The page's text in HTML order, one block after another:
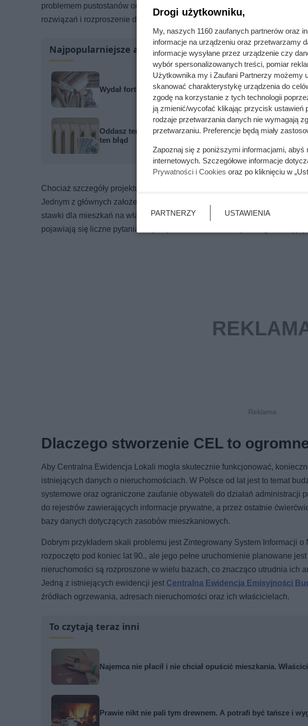
problemem pustostanów oraz planowanie inwestycji infrastrukturalnych.
rozwiązań i rozproszenie danych znacząco utrudniają stworzenie
Najpopularniejsze artykuły
Wydał fortunę na piankę PUR, a latem miał w sypialni 30
Oddasz ten ciężki klamot na złom za 80 zł, a w sieci
ten błąd
Chociaż szczegóły projektu wciąż nie zostały ujawnione, jego
Jednym z głównych założeń jest uzależnienie wysokości podatków od
stawki dla mieszkań na własny użytek i wyższe dla nieruchomości
pojawiają się liczne pytania dotyczące kwestii technicznych,
Dlaczego stworzenie CEL to
Aby Centralna Ewidencja Lokali mogła skutecznie funkcjonować,
istniejących danych o nieruchomościach. W Polsce od lat jest to temat
systemowe oraz ograniczone zaufanie obywateli do działań administracji
do rejestrów zawierających informacje prywatne, a przez ostatnie
bazy danych dotyczących zasobów mieszkaniowych.
Dobrym przykładem skali problemu jest Zintegrowany System Informacji
rozpoczęto pod koniec lat 90., ale jego pełne uruchomienie planowane
nieruchomości są rozproszone w wielu bazach, co znacząco utrudnia ich
Jedną z istniejących ewidencji jest Centralna Ewidencja Emisyjności
źródłach ogrzewania, adresach nieruchomości oraz ich właścicielach.
To czytają teraz inni
Najemca nie płacił i nie chciał opuścić mieszkania.
Prawie nikt nie pali tym drewnem. A potrafi być tańsze i
Drogi użytkowniku,
My, naszych 1160 zaufanych partnerów oraz
informacje na urządzeniu oraz przetwarzamy
informacje wysyłane przez urządzenie czy
wybór spersonalizowanych treści, pomiar
Użytkownika my i Zaufani Partnerzy możemy
skanować charakterystykę urządzenia do
zgodę na korzystanie z tych technologii
ją zmienić/wycofać klikając przycisk ustawień
rodzaje przetwarzania danych nie wymagają
przetwarzaniu. Preferencje będą miały
Zapoznaj się z poniższymi informacjami,
internetowych. Szczegółowe informacje
Prywatności i Cookies oraz po kliknięciu w
PARTNERZY USTAWIENIA